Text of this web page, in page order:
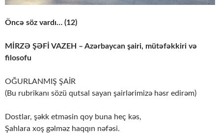
Öncə söz vardı… (12)
MİRZƏ ŞƏFİ VAZEH – Azərbaycan şairi, mütəfəkkiri və
filosofu
OĞURLANMIŞ ŞAİR
(Bu rubrikanı sözü qutsal sayan şairlərimizə həsr edirəm)
Dostlar, şəkk etməsin qoy buna heç kəs,
Şahlara xoş gəlməz haqqın nəfəsi.